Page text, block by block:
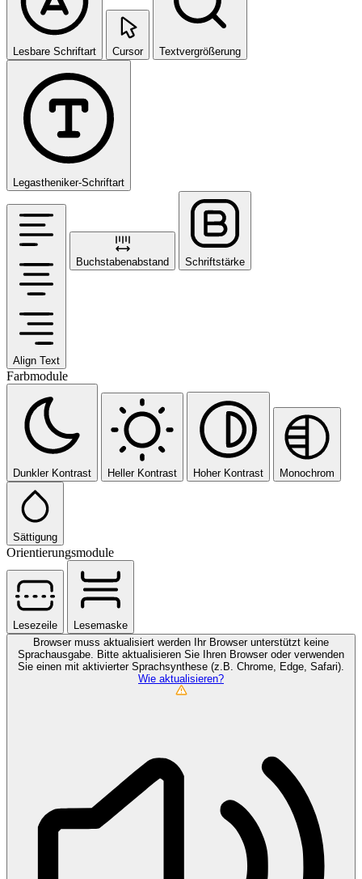
Lesbare Schriftart Cursor Textvergrößerung
Legastheniker-Schriftart
Align Text
Buchstabenabstand Schriftstärke
Farbmodule
Dunkler Kontrast Heller Kontrast Hoher Kontrast Monochrom
Sättigung
Orientierungsmodule
Lesezeile
Lesemaske
Browser muss aktualisiert werden
Ihr Browser unterstützt keine
Sprachausgabe. Bitte aktualisieren Sie Ihren Browser oder verwenden
Sie einen mit aktivierter Sprachsynthese (z.B. Chrome, Edge, Safari).
Wie aktualisieren?